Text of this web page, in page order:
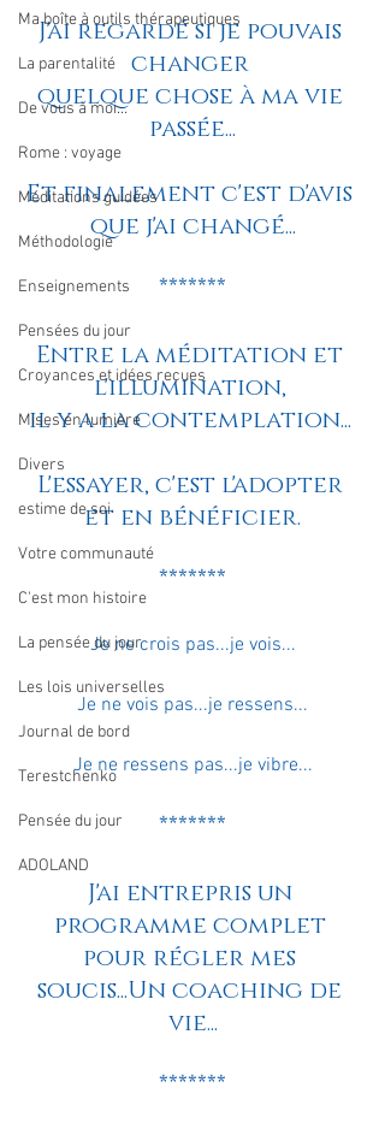
Ma boîte à outils thérapeutiques
La parentalité
De vous à moi...
Rome : voyage
Méditations guidées
Méthodologie
Enseignements
Pensées du jour
Croyances et idées reçues
Mises en lumière
Divers
estime de soi
Votre communauté
C'est mon histoire
La pensée du jour
Les lois universelles
Journal de bord
Terestchenko
Pensée du jour
ADOLAND
J'ai regardé si je pouvais
changer
quelque chose à ma vie
passée...
Et finalement c'est d'avis
que j'ai changé...
*******
Entre la méditation et
l'illumination,
il y a la contemplation...
L'essayer, c'est l'adopter
et en bénéficier.
*******
Je ne crois pas...je vois...
Je ne vois pas...je ressens...
Je ne ressens pas...je vibre...
*******
J'ai entrepris un
programme complet
pour régler mes
soucis...Un coaching de
vie...
*******